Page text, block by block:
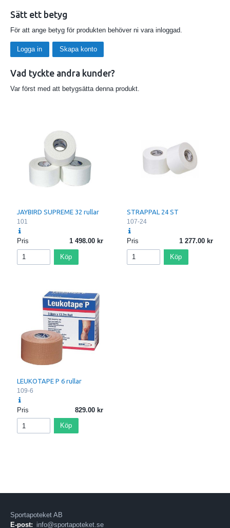
Sätt ett betyg
För att ange betyg för produkten behöver ni vara inloggad.
Logga in Skapa konto
Vad tyckte andra kunder?
Var först med att betygsätta denna produkt.
JAYBIRD SUPREME 32 rullar
101
Pris 1 498.00
Köp
STRAPPAL 24 ST
107-24
Pris 1 277.00
Köp
LEUKOTAPE P 6 rullar
109-6
Pris 829.00
Köp
Sportapoteket AB
E-post: info@sportapoteket.se